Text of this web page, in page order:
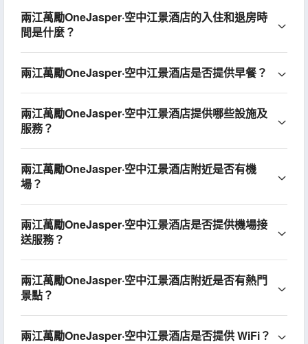
兩江萬勵OneJasper·空中江景酒店的入住和退房時
間是什麼？
兩江萬勵OneJasper·空中江景酒店是否提供早餐？
兩江萬勵OneJasper·空中江景酒店提供哪些設施及
服務？
兩江萬勵OneJasper·空中江景酒店附近是否有機
場？
兩江萬勵OneJasper·空中江景酒店是否提供機場接
送服務？
兩江萬勵OneJasper·空中江景酒店附近是否有熱門
景點？
兩江萬勵OneJasper·空中江景酒店是否提供 WiFi？